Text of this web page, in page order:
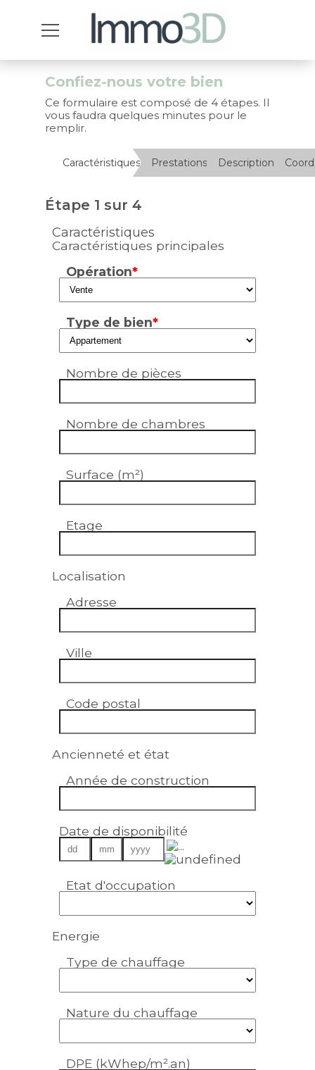
Confiez-nous votre bien
Ce formulaire est composé de 4 étapes. Il
vous faudra quelques minutes pour le
remplir.
Caractéristiques Prestations Description
Étape 1 sur 4
Caractéristiques
Caractéristiques principales
Opération*
Type de bien*
Nombre de pièces
Nombre de chambres
Surface (m²)
Etage
Localisation
Adresse
Ville
Code postal
Ancienneté et état
Année de construction
Date de disponibilité
Etat d'occupation
Energie
Type de chauffage
Nature du chauffage
DPE (kWhep/m².an)